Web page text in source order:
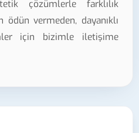
çözümlerle farklılık
vermeden, dayanıklı
için bizimle iletişime